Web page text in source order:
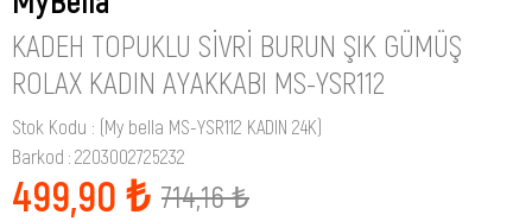
KADEH TOPUKLU SIVRI BURUN ŞIK GÜMÜŞ
ROLAX KADIN AYAKKABI MS-YSR112
Stok Kodu
(My bella MS-YSR112 KADIN 24K)
Barkod : 2203002725232
714,16 ₺
499,90 ₺